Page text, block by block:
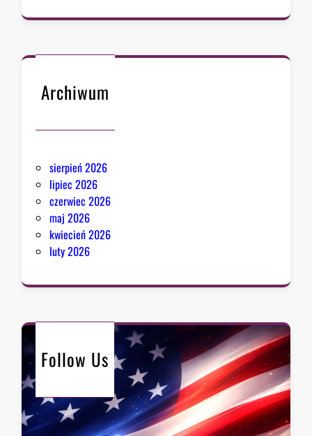
Archiwum
sierpień 2026
lipiec 2026
czerwiec 2026
maj 2026
kwiecień 2026
luty 2026
Follow Us